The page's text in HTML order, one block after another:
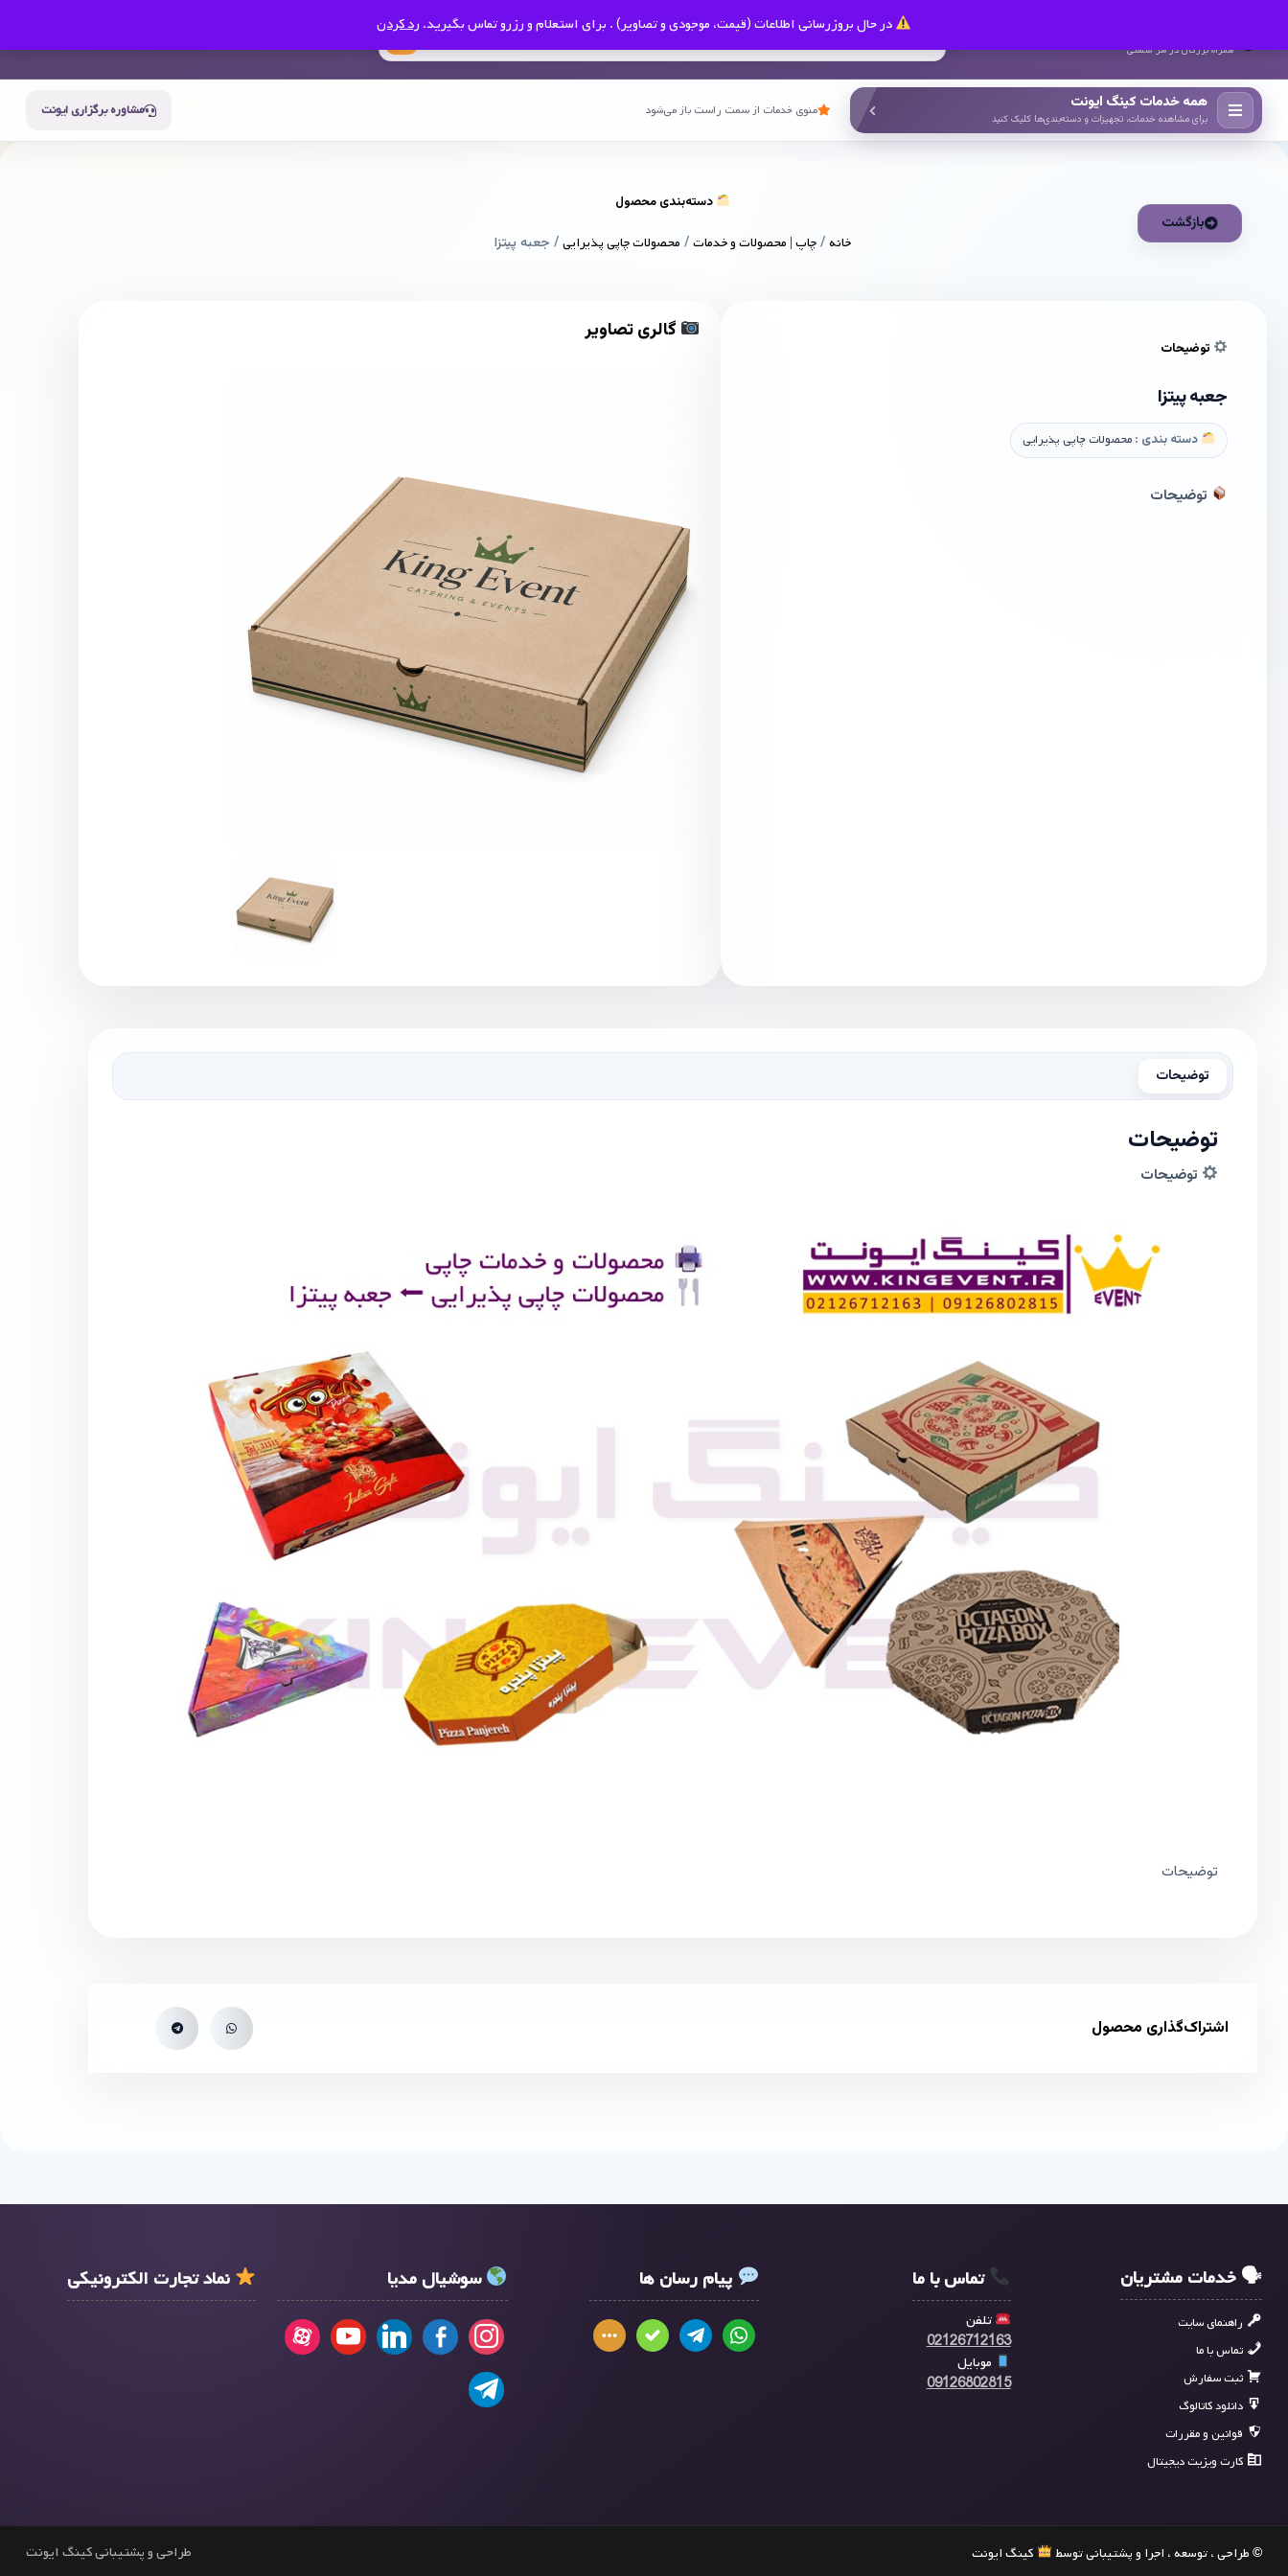
در حال بروزرسانی اطلاعات (قیمت، موجودی و تصاویر) . برای استعلام و رزرو تماس بگیرید. رد کردن
همراه بزرگان در هر صنعتی
همه خدمات کینگ ایونت
برای مشاهده خدمات، تجهیزات و دسته‌بندی‌ها کلیک کنید
منوی خدمات از سمت راست باز می‌شود مشاوره برگزاری ایونت
بازگشت
دسته‌بندی محصول
خانه/چاپ | محصولات و خدمات/ محصولات چاپی پذیرایی/ جعبه پیتزا
گالری تصاویر
توضیحات
جعبه پیتزا
دسته بندی :محصولات چاپی پذیرایی
توضیحات
توضیحات
توضیحات
توضیحات
توضیحات
اشتراک‌گذاری محصول
🗣 خدمات مشتریان
راهنمای سایت
تماس با ما
ثبت سفارش
دانلود کاتالوگ
قوانین و مقررات
کارت ویزیت دیجیتال
تماس با ما
تلفن
02126712163
موبایل
09126802815
پیام رسان ها سوشیال مدیا نماد تجارت الکترونیکی
© طراحی ، توسعه ، اجرا و پشتیبانی توسط کینگ ایونت طراحی و پشتیبانی کینگ ایونت